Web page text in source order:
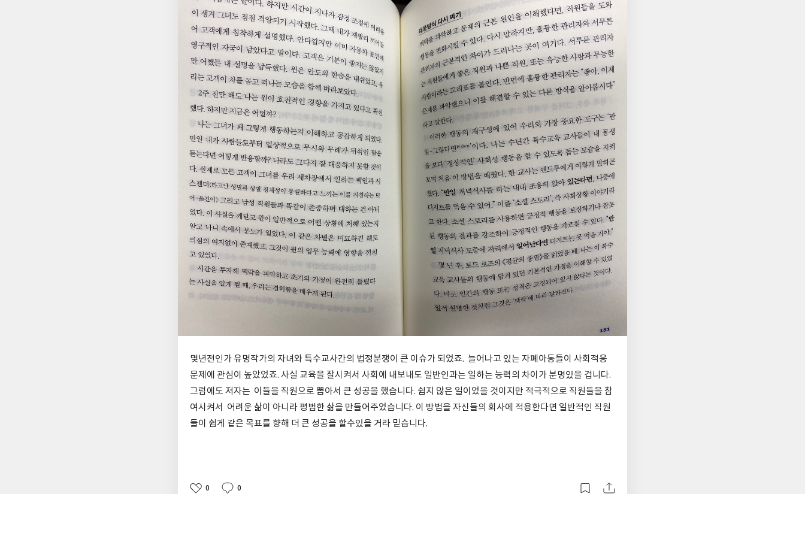
몇년전인가 유명작가의 자녀와 특수교사간의 법정분쟁이 큰 이슈가 되었죠. 늘어나고 있는 자폐아동들이 사회적응
문제에 관심이 높았었죠. 사실 교육을 잘시켜서 사회에 내보내도 일반인과는 일하는 능력의 차이가 분명있을 겁니다.
그럼에도 저자는 이들을 직원으로 뽑아서 큰 성공을 했습니다. 쉽지 않은 일이었을 것이지만 적극적으로 직원들을 참
여시켜서 어려운 삶이 아니라 평범한 삶을 만들어주었습니다. 이 방법을 자신들의 회사에 적용한다면 일반적인 직원
들이 쉽게 같은 목표를 향해 더 큰 성공을 할수있을 거라 믿습니다.
좋
0
댓
0
작